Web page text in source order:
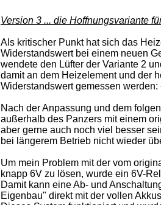
Version 3 ... die Hoffnungsvariante
Als kritischer Punkt hat sich das
Widerstandswert bei einem neuen
wendete den Lüfter der Variante 2
damit an dem Heizelement und der
Widerstandswert gemessen werden:
Nach der Anpassung und dem
außerhalb des Panzers mit einem
aber gerne auch noch viel besser
bei längerem Betrieb nicht wieder
Um mein Problem mit der vom
knapp 6V zu lösen, wurde ein 6V-
Damit kann eine Ab- und
Eigenbau" direkt mit der vollen